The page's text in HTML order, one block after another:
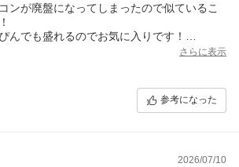
ンが廃盤になってしまったので似ているこ
んでも盛れるのでお気に入りです！
さらに表示
参考になった
2026/07/10